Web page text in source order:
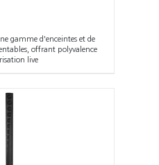
gamme d'enceintes et de
offrant polyvalence
live